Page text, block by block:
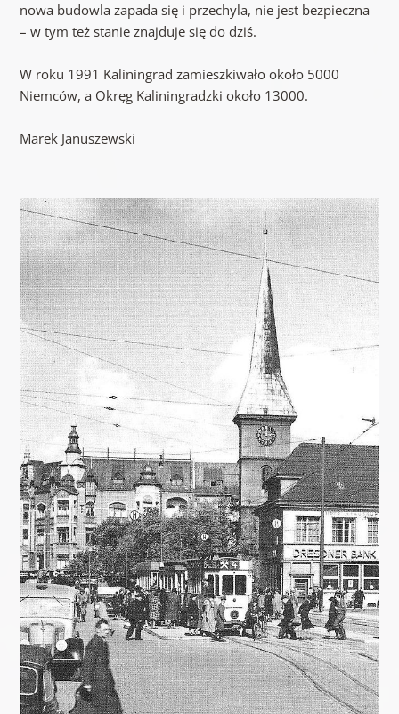
nowa budowla zapada się i przechyla, nie jest bezpieczna
– w tym też stanie znajduje się do dziś.
W roku 1991 Kaliningrad zamieszkiwało około 5000
Niemców, a Okręg Kaliningradzki około 13000.
Marek Januszewski